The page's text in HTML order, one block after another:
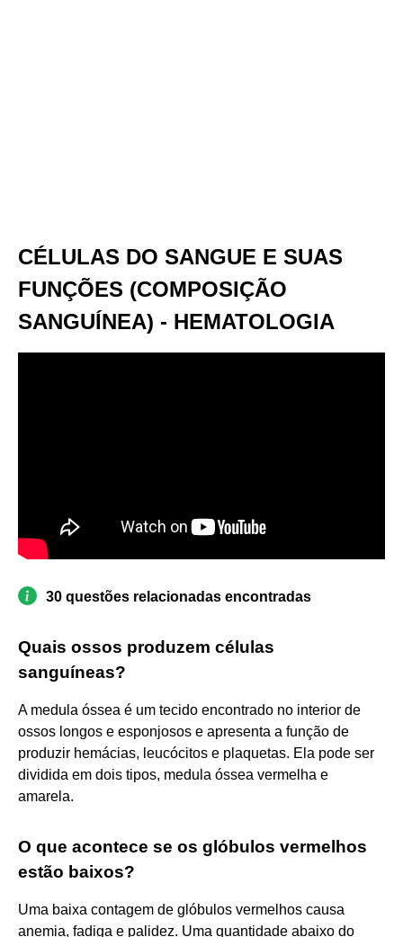
CÉLULAS DO SANGUE E SUAS
FUNÇÕES (COMPOSIÇÃO
SANGUÍNEA) - HEMATOLOGIA
30 questões relacionadas encontradas
Quais ossos produzem células
sanguíneas?
A medula óssea é um tecido encontrado no interior de
ossos longos e esponjosos e apresenta a função de
produzir hemácias, leucócitos e plaquetas. Ela pode ser
dividida em dois tipos, medula óssea vermelha e
amarela.
O que acontece se os glóbulos vermelhos
estão baixos?
Uma baixa contagem de glóbulos vermelhos causa
anemia, fadiga e palidez. Uma quantidade abaixo do